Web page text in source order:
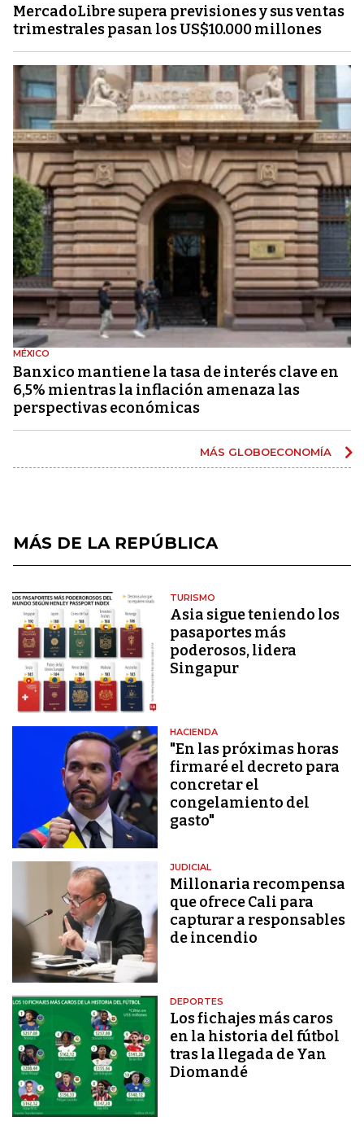
MercadoLibre supera previsiones y sus ventas
trimestrales pasan los US$10.000 millones
MÉXICO
Banxico mantiene la tasa de interés clave en
6,5% mientras la inflación amenaza las
perspectivas económicas
MÁS GLOBOECONOMÍA
MÁS DE LA REPÚBLICA
TURISMO
Asia sigue teniendo los
pasaportes más
poderosos, lidera
Singapur
HACIENDA
"En las próximas horas
firmaré el decreto para
concretar el
congelamiento del
gasto"
JUDICIAL
Millonaria recompensa
que ofrece Cali para
capturar a responsables
de incendio
DEPORTES
Los fichajes más caros
en la historia del fútbol
tras la llegada de Yan
Diomandé